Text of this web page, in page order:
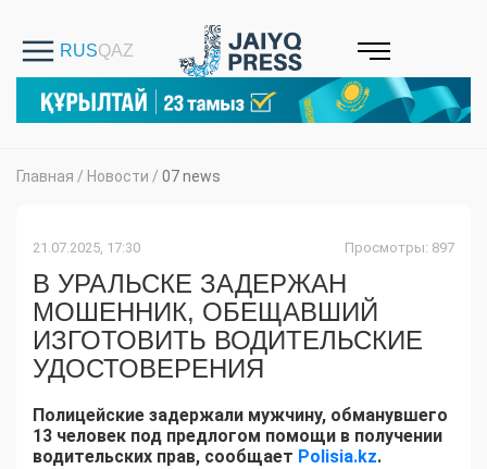
Главная / Новости / 07 news
21.07.2025, 17:30 Просмотры: 897
В УРАЛЬСКЕ ЗАДЕРЖАН
МОШЕННИК, ОБЕЩАВШИЙ
ИЗГОТОВИТЬ ВОДИТЕЛЬСКИЕ
УДОСТОВЕРЕНИЯ
Полицейские задержали мужчину, обманувшего
13 человек под предлогом помощи в получении
водительских прав, сообщает Polisia.kz.